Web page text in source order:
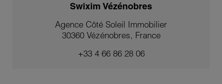
Swixim Vézénobres
Agence Côté Soleil Immobilier
30360 Vézénobres, France
+33 4 66 86 28 06